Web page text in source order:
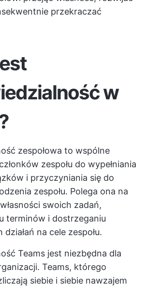
przekraczać
w
zespołowa to wspólne
zespołu do wypełniania
i przyczyniania się do
zespołu. Polega ona na
swoich zadań,
terminów i dostrzeganiu
na cele zespołu.
Teams jest niezbędna dla
Teams, którego
siebie i siebie nawzajem